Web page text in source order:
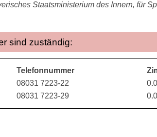
Staatsministerium des Innern, für
sind zuständig:
Telefonnummer
08031 7223-22
08031 7223-29